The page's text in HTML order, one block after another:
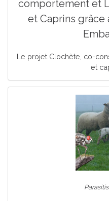
comportement et
et Caprins grâce
Le projet Clochète, co-
et